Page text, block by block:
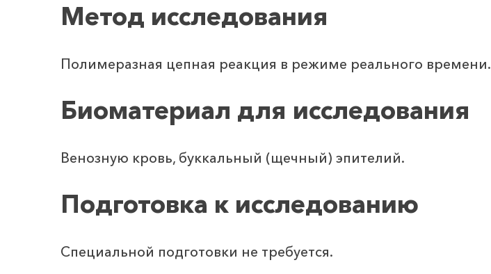
Метод исследования
Полимеразная цепная реакция в режиме реального времени.
Биоматериал для исследования
Венозную кровь, буккальный (щечный) эпителий.
Подготовка к исследованию
Специальной подготовки не требуется.